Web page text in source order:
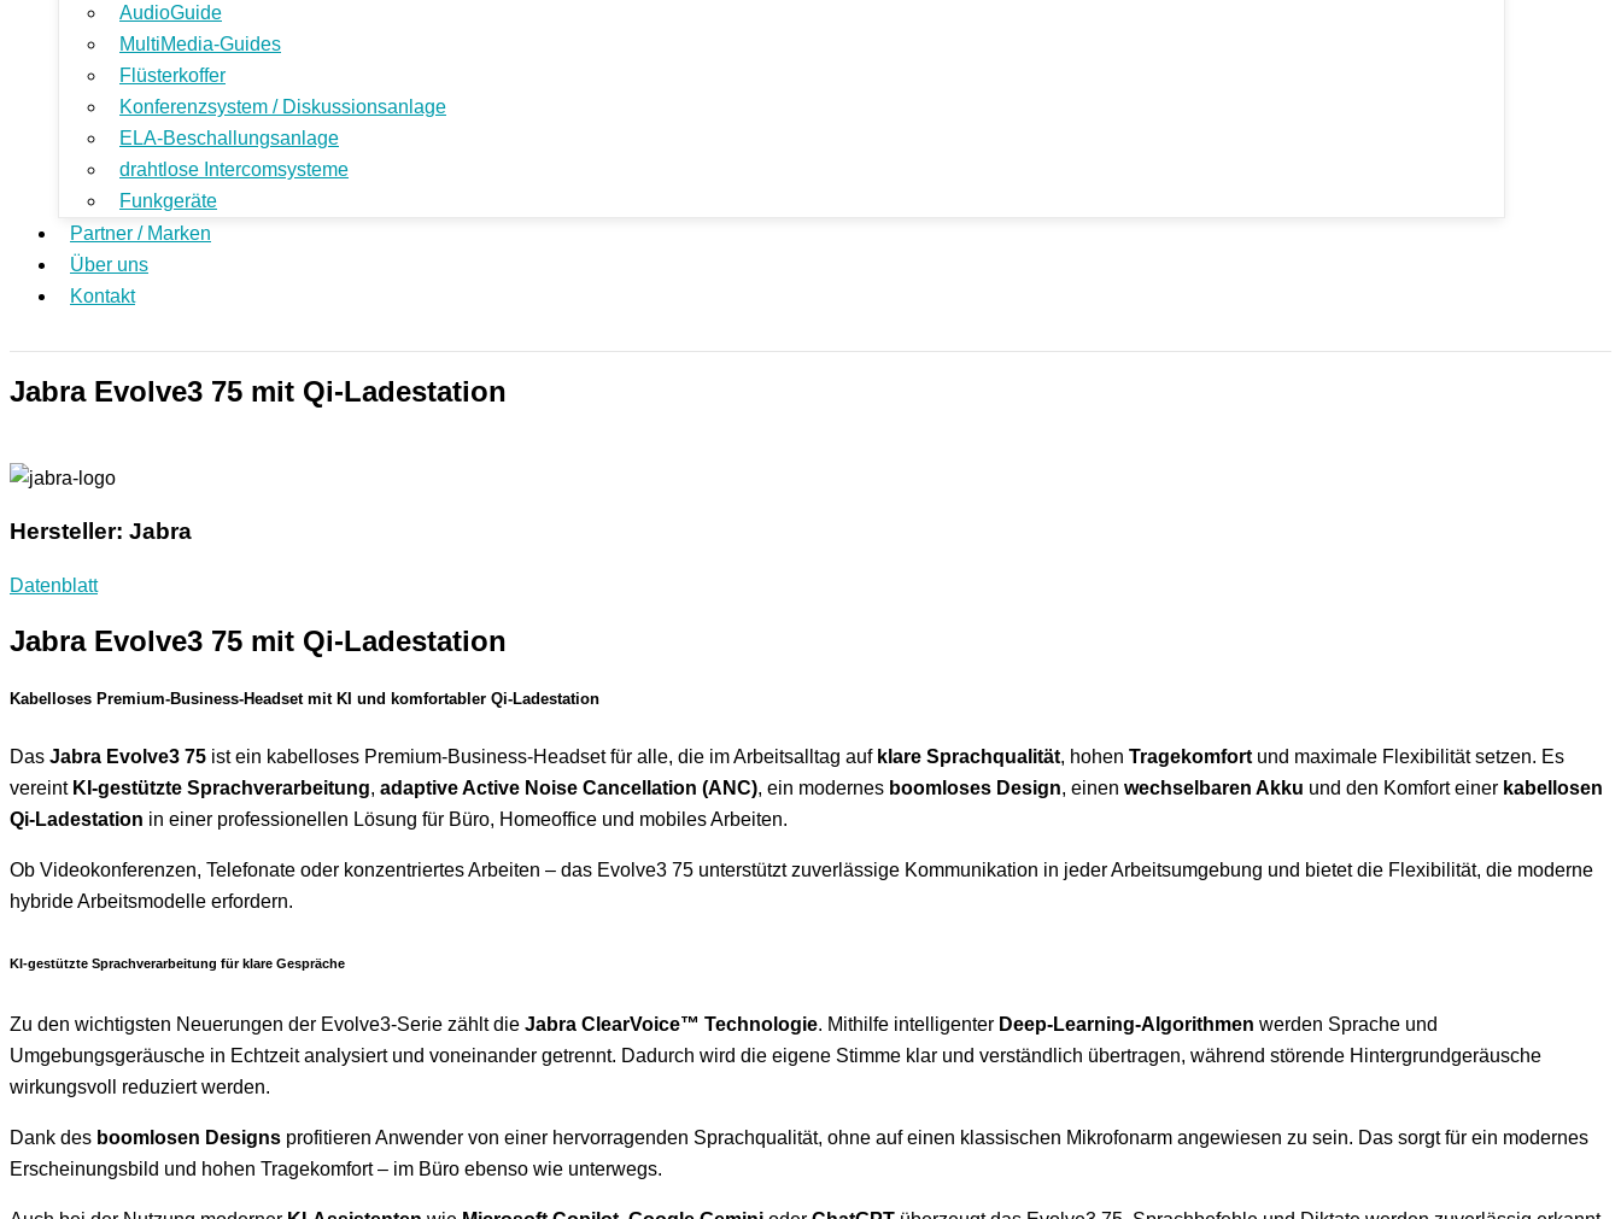
AudioGuide
MultiMedia-Guides
Flüsterkoffer
Konferenzsystem / Diskussionsanlage
ELA-Beschallungsanlage
drahtlose Intercomsysteme
Funkgeräte
Partner / Marken
Über uns
Kontakt
Jabra Evolve3 75 mit Qi-Ladestation
Hersteller: Jabra
Datenblatt
Jabra Evolve3 75 mit Qi-Ladestation
Kabelloses Premium-Business-Headset mit KI und komfortabler Qi-Ladestation
Das Jabra Evolve3 75 ist ein kabelloses Premium-Business-Headset für alle, die im Arbeitsalltag auf klare Sprachqualität, hohen Tragekomfort und maximale Flexibilität setzen. Es
vereint KI-gestützte Sprachverarbeitung, adaptive Active Noise Cancellation (ANC), ein modernes boomloses Design, einen wechselbaren Akku und den Komfort einer kabellosen
Qi-Ladestation in einer professionellen Lösung für Büro, Homeoffice und mobiles Arbeiten.
Ob Videokonferenzen, Telefonate oder konzentriertes Arbeiten – das Evolve3 75 unterstützt zuverlässige Kommunikation in jeder Arbeitsumgebung und bietet die Flexibilität, die moderne
hybride Arbeitsmodelle erfordern.
KI-gestützte Sprachverarbeitung für klare Gespräche
Zu den wichtigsten Neuerungen der Evolve3-Serie zählt die Jabra ClearVoice™ Technologie. Mithilfe intelligenter Deep-Learning-Algorithmen werden Sprache und
Umgebungsgeräusche in Echtzeit analysiert und voneinander getrennt. Dadurch wird die eigene Stimme klar und verständlich übertragen, während störende Hintergrundgeräusche
wirkungsvoll reduziert werden.
Dank des boomlosen Designs profitieren Anwender von einer hervorragenden Sprachqualität, ohne auf einen klassischen Mikrofonarm angewiesen zu sein. Das sorgt für ein modernes
Erscheinungsbild und hohen Tragekomfort – im Büro ebenso wie unterwegs.